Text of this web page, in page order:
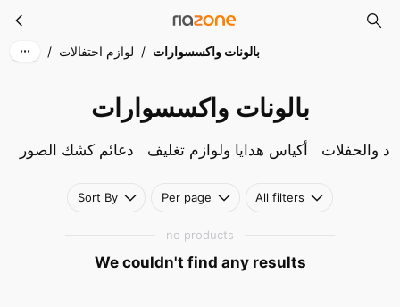
Skip to main content بالونات واكسسوارات
/ لوازم احتفالات / بالونات واكسسوارات
بالونات واكسسوارات
دعائم كشك الصور أكياس هدايا ولوازم تغليف والحفلات
Sort By Per page All filters
no products
We couldn't find any results